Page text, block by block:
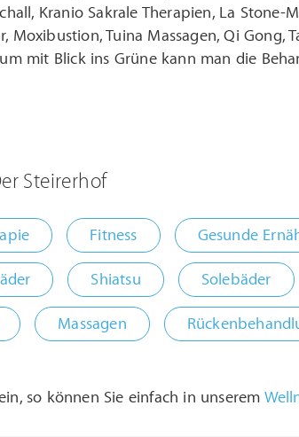
Kranio Sakrale Therapien, La Stone-
Tuina Massagen, Qi Gong,
mit Blick ins Grüne kann man die
Steirerhof
Fitness Gesunde
Shiatsu Solebäder
Massagen
so können Sie einfach in unserem